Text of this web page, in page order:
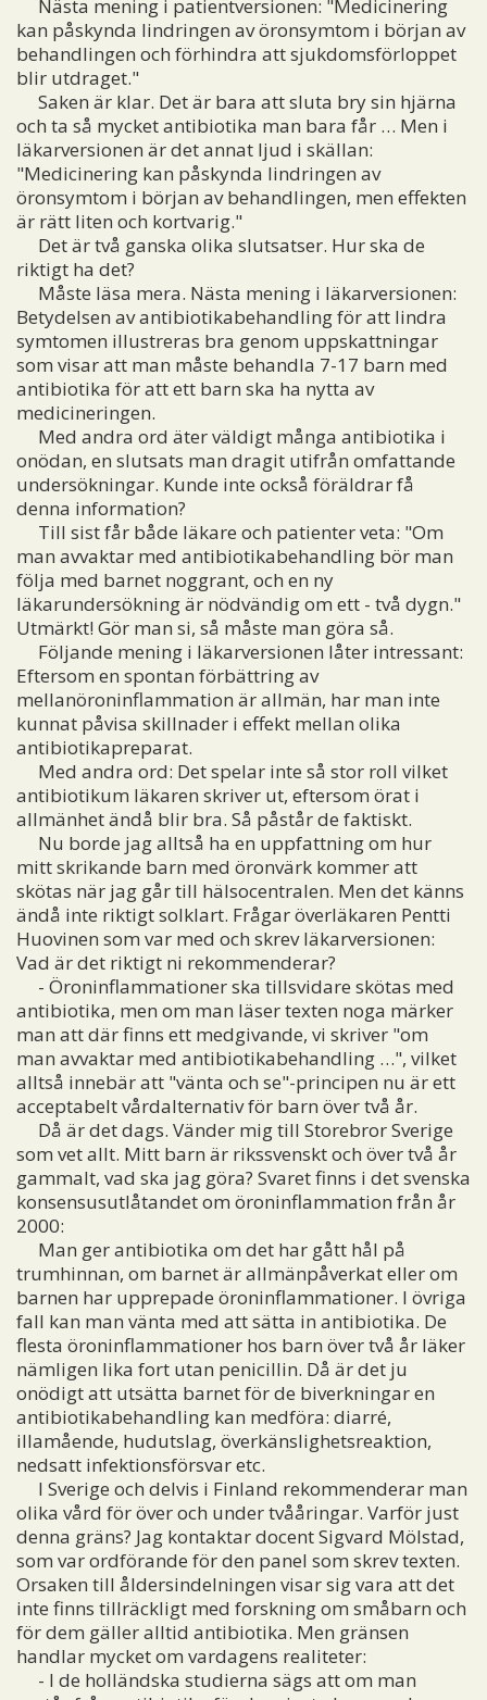
Nästa mening i patientversionen: "Medicinering
kan påskynda lindringen av öronsymtom i början av
behandlingen och förhindra att sjukdomsförloppet
blir utdraget."
Saken är klar. Det är bara att sluta bry sin hjärna
och ta så mycket antibiotika man bara får … Men i
läkarversionen är det annat ljud i skällan:
"Medicinering kan påskynda lindringen av
öronsymtom i början av behandlingen, men effekten
är rätt liten och kortvarig."
Det är två ganska olika slutsatser. Hur ska de
riktigt ha det?
Måste läsa mera. Nästa mening i läkarversionen:
Betydelsen av antibiotikabehandling för att lindra
symtomen illustreras bra genom uppskattningar
som visar att man måste behandla 7-17 barn med
antibiotika för att ett barn ska ha nytta av
medicineringen.
Med andra ord äter väldigt många antibiotika i
onödan, en slutsats man dragit utifrån omfattande
undersökningar. Kunde inte också föräldrar få
denna information?
Till sist får både läkare och patienter veta: "Om
man avvaktar med antibiotikabehandling bör man
följa med barnet noggrant, och en ny
läkarundersökning är nödvändig om ett - två dygn."
Utmärkt! Gör man si, så måste man göra så.
Följande mening i läkarversionen låter intressant:
Eftersom en spontan förbättring av
mellanöroninflammation är allmän, har man inte
kunnat påvisa skillnader i effekt mellan olika
antibiotikapreparat.
Med andra ord: Det spelar inte så stor roll vilket
antibiotikum läkaren skriver ut, eftersom örat i
allmänhet ändå blir bra. Så påstår de faktiskt.
Nu borde jag alltså ha en uppfattning om hur
mitt skrikande barn med öronvärk kommer att
skötas när jag går till hälsocentralen. Men det känns
ändå inte riktigt solklart. Frågar överläkaren Pentti
Huovinen som var med och skrev läkarversionen:
Vad är det riktigt ni rekommenderar?
- Öroninflammationer ska tillsvidare skötas med
antibiotika, men om man läser texten noga märker
man att där finns ett medgivande, vi skriver "om
man avvaktar med antibiotikabehandling …", vilket
alltså innebär att "vänta och se"-principen nu är ett
acceptabelt vårdalternativ för barn över två år.
Då är det dags. Vänder mig till Storebror Sverige
som vet allt. Mitt barn är rikssvenskt och över två år
gammalt, vad ska jag göra? Svaret finns i det svenska
konsensusutlåtandet om öroninflammation från år
2000:
Man ger antibiotika om det har gått hål på
trumhinnan, om barnet är allmänpåverkat eller om
barnen har upprepade öroninflammationer. I övriga
fall kan man vänta med att sätta in antibiotika. De
flesta öroninflammationer hos barn över två år läker
nämligen lika fort utan penicillin. Då är det ju
onödigt att utsätta barnet för de biverkningar en
antibiotikabehandling kan medföra: diarré,
illamående, hudutslag, överkänslighetsreaktion,
nedsatt infektionsförsvar etc.
I Sverige och delvis i Finland rekommenderar man
olika vård för över och under tvååringar. Varför just
denna gräns? Jag kontaktar docent Sigvard Mölstad,
som var ordförande för den panel som skrev texten.
Orsaken till åldersindelningen visar sig vara att det
inte finns tillräckligt med forskning om småbarn och
för dem gäller alltid antibiotika. Men gränsen
handlar mycket om vardagens realiteter:
- I de holländska studierna sägs att om man